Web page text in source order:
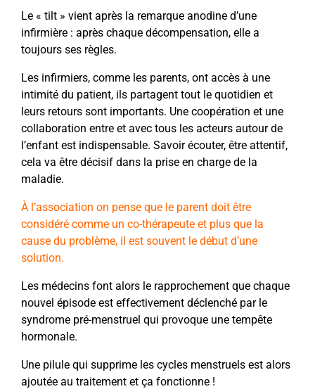
Le « tilt » vient après la remarque anodine d’une
infirmière : après chaque décompensation, elle a
toujours ses règles.
Les infirmiers, comme les parents, ont accès à une
intimité du patient, ils partagent tout le quotidien et
leurs retours sont importants. Une coopération et une
collaboration entre et avec tous les acteurs autour de
l’enfant est indispensable. Savoir écouter, être attentif,
cela va être décisif dans la prise en charge de la
maladie.
À l’association on pense que le parent doit être
considéré comme un co-thérapeute et plus que la
cause du problème, il est souvent le début d’une
solution.
Les médecins font alors le rapprochement que chaque
nouvel épisode est effectivement déclenché par le
syndrome pré-menstruel qui provoque une tempête
hormonale.
Une pilule qui supprime les cycles menstruels est alors
ajoutée au traitement et ça fonctionne !